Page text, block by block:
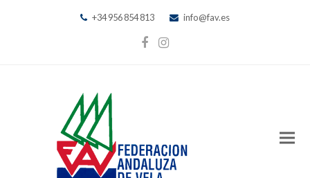
+34 956 854 813 info@fav.es
Facebook
Instagram